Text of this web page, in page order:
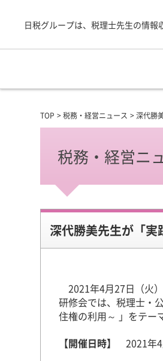
日税グループは、税理士先生の情報
TOP 税務・経営ニュース 深代勝
税務・経営ニ
深代勝美先生が「実
2021年4月27日（火
研修会では、税理士・
住権の利用～ 」をテー
【開催日時】
2021年4